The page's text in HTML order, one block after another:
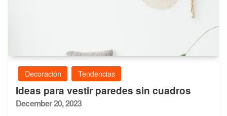
Decoración Tendencias
Ideas para vestir paredes sin cuadros
Posted
December 20, 2023